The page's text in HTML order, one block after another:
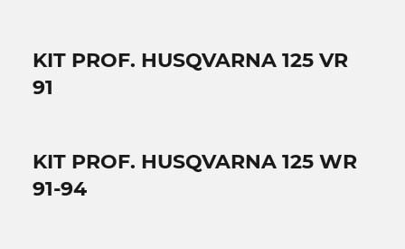
KIT PROF. HUSQVARNA 125 VR
91
KIT PROF. HUSQVARNA 125 WR
91-94